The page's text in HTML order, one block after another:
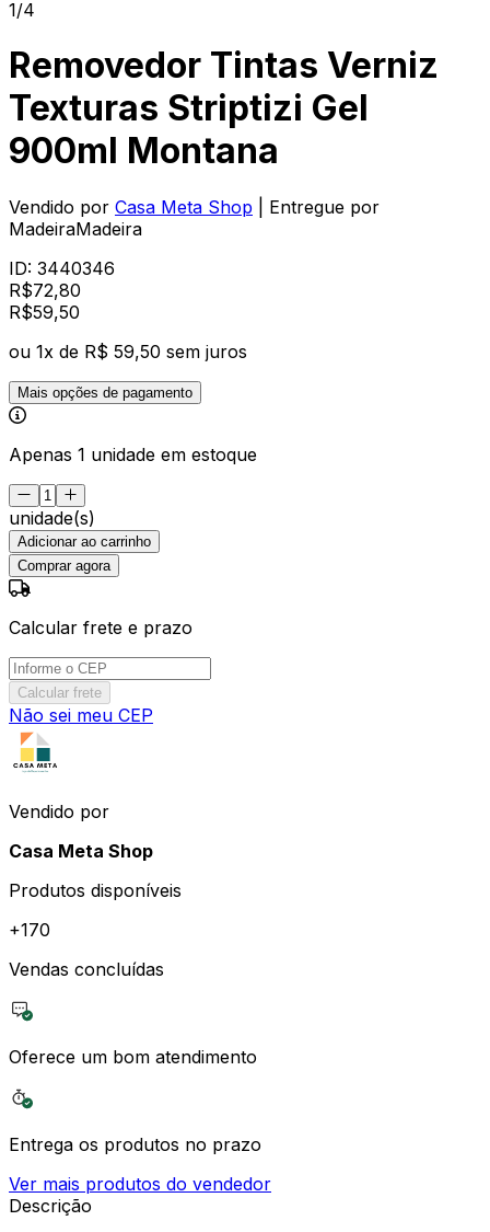
1/4
Removedor Tintas Verniz
Texturas Striptizi Gel
900ml Montana
Vendido por Casa Meta Shop
| Entregue por
MadeiraMadeira
ID: 3440346
R$72,80
R$59,50
ou 1x de R$ 59,50 sem juros
Mais opções de pagamento
Apenas 1 unidade em estoque
unidade(s)
Adicionar ao carrinho
Comprar agora
Calcular frete e prazo
Calcular frete
Não sei meu CEP
Vendido por
Casa Meta Shop
Produtos disponíveis
+170
Vendas concluídas
Oferece um bom atendimento
Entrega os produtos no prazo
Ver mais produtos do vendedor
Descrição